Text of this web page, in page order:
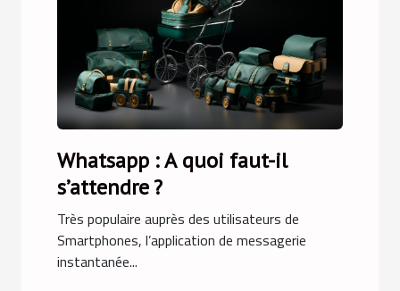
Whatsapp : A quoi faut-il
s’attendre ?
Très populaire auprès des utilisateurs de
Smartphones, l’application de messagerie
instantanée...